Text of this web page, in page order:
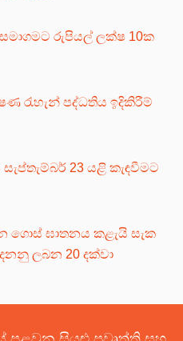
රුපියල් ලක්ෂ 10ක
රැහැන් පද්ධතිය ඉදිකිරීම්
23 යළි කැඳවීමට
ගොස් ඝාතනය කළැයි සැක
ලබන 20 දක්වා